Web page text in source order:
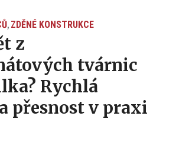
, ZDĚNÉ KONSTRUKCE
z
tvárnic
Rychlá
přesnost v praxi